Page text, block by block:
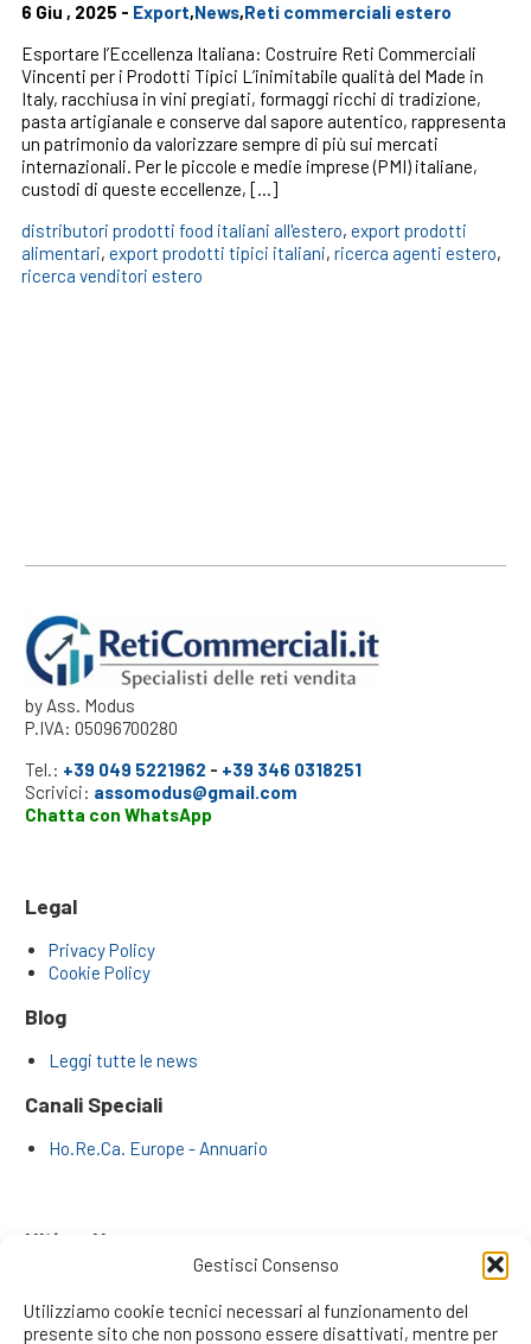
Gestisci Consenso
Utilizziamo cookie tecnici necessari al funzionamento del
presente sito che non possono essere disattivati, mentre per
6 Giu , 2025 - Export,News,Reti commerciali estero
Esportare l’Eccellenza Italiana: Costruire Reti Commerciali
Vincenti per i Prodotti Tipici L’inimitabile qualità del Made in
Italy, racchiusa in vini pregiati, formaggi ricchi di tradizione,
pasta artigianale e conserve dal sapore autentico, rappresenta
un patrimonio da valorizzare sempre di più sui mercati
internazionali. Per le piccole e medie imprese (PMI) italiane,
custodi di queste eccellenze, […]
distributori prodotti food italiani all'estero, export prodotti
alimentari, export prodotti tipici italiani, ricerca agenti estero,
ricerca venditori estero
by Ass. Modus
P.IVA: 05096700280
Tel.: +39 049 5221962 - +39 346 0318251
Scrivici: assomodus@gmail.com
Chatta con WhatsApp
Legal
Privacy Policy
Cookie Policy
Blog
Leggi tutte le news
Canali Speciali
Ho.Re.Ca. Europe - Annuario
Ultime News
Professionisti di Reticommerciali.it
La Rivoluzione degli Inside Sales: L’Era dei Venditori da